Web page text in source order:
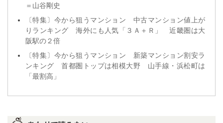
＝山谷剛史
〔特集〕今から狙うマンション 中古マンション値上が
りランキング 海外にも人気「３Ａ＋Ｒ」 近畿圏は大
阪駅の２倍
〔特集〕今から狙うマンション 新築マンション割安ラ
ンキング 首都圏トップは相模大野 山手線・浜松町は
「最割高」